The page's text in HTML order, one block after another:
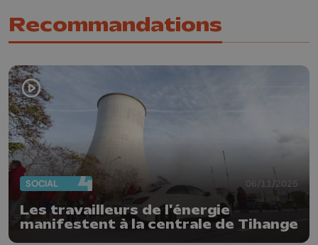
Recommandations
SOCIAL 06/11/2025
Les travailleurs de l'énergie
manifestent à la centrale de Tihange